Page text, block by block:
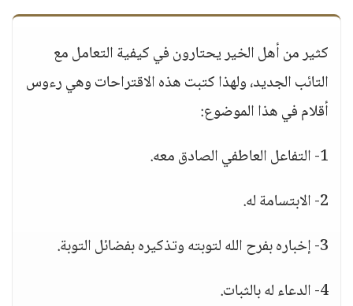
كثير من أهل الخير يحتارون في كيفية التعامل مع
التائب الجديد، ولهذا كتبت هذه الاقتراحات وهي رءوس
أقلام في هذا الموضوع:
1- التفاعل العاطفي الصادق معه.
2- الابتسامة له.
3- إخباره بفرح الله لتوبته وتذكيره بفضائل التوبة.
4- الدعاء له بالثبات.